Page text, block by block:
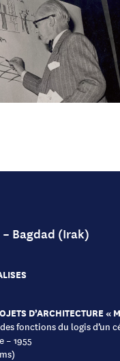
Bagdad (Irak)
D’ARCHITECTURE «
fonctions du logis d’un
– 1955